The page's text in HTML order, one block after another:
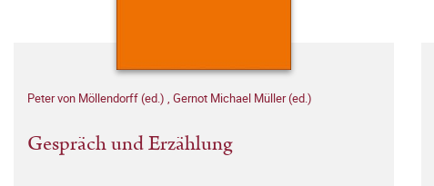
Peter von Möllendorff (ed.) , Gernot Michael Müller (ed.)
Gespräch und Erzählung